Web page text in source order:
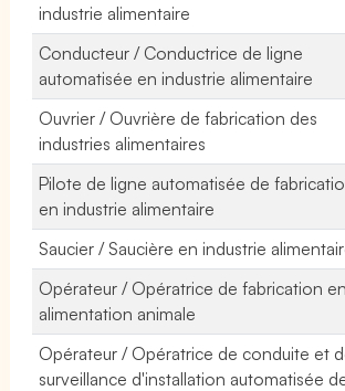
industrie alimentaire
Conducteur / Conductrice de ligne
automatisée en industrie alimentaire
Ouvrier / Ouvrière de fabrication des
industries alimentaires
Pilote de ligne automatisée de
en industrie alimentaire
Saucier / Saucière en industrie
Opérateur / Opératrice de fabrication en
alimentation animale
Opérateur / Opératrice de conduite et
surveillance d'installation automatisée